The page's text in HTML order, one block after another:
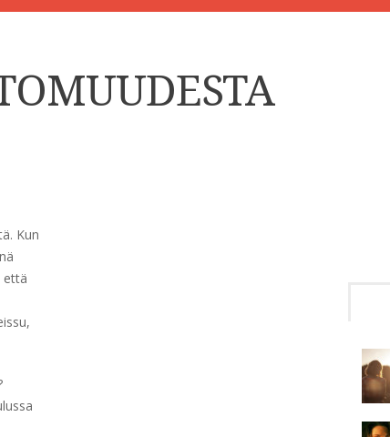
Kun
että